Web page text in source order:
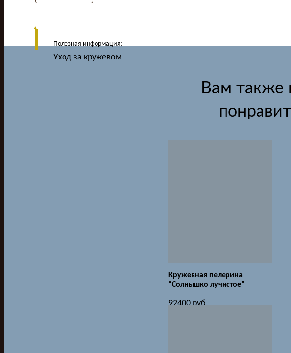
Полезная информация:
Уход за кружевом
Вам также
Кружевная пелерина
“Солнышко лучистое”
92400 руб.